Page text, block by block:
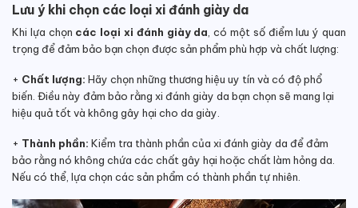
Lưu ý khi chọn các loại xi đánh giày da
Khi lựa chọn các loại xi đánh giày da , có một số điểm lưu ý quan
trọng để đảm bảo bạn chọn được sản phẩm phù hợp và chất lượng:
+ Chất lượng: Hãy chọn những thương hiệu uy tín và có độ phổ
biến. Điều này đảm bảo rằng xi đánh giày da bạn chọn sẽ mang lại
hiệu quả tốt và không gây hại cho da giày.
+ Thành phần: Kiểm tra thành phần của xi đánh giày da để đảm
bảo rằng nó không chứa các chất gây hại hoặc chất làm hỏng da.
Nếu có thể, lựa chọn các sản phẩm có thành phần tự nhiên.